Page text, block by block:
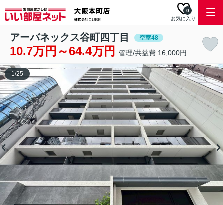
お気に入り
0
アーバネックス谷町四丁目 空室48
10.7万円～64.4万円 管理/共益費 16,000円
1/25